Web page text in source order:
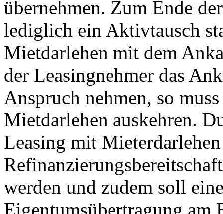
übernehmen. Zum Ende
lediglich ein Aktivtausch
Mietdarlehen mit dem
der Leasingnehmer das
Anspruch nehmen, so
Mietdarlehen auskehren.
Leasing mit
werden und zudem soll
Eigentumsübertragung am